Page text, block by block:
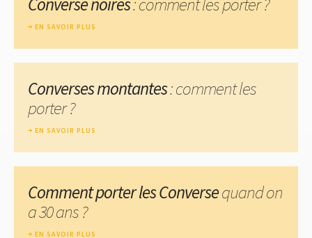
EN SAVOIR PLUS
Converses montantes: comment les
porter ?
EN SAVOIR PLUS
Comment porter les Conversequand on
a 30 ans ?
EN SAVOIR PLUS